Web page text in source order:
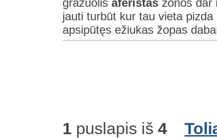
jauti turbūt kur tau vieta
apsipūtęs ežiukas žopas
1 puslapis iš 4